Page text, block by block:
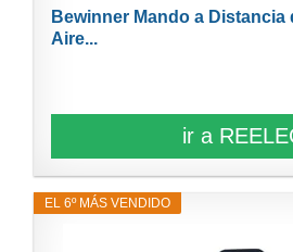
Bewinner Mando a Distancia
Aire...
ir a
EL 6º MÁS VENDIDO